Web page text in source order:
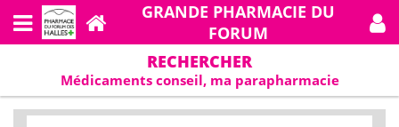
GRANDE PHARMACIE DU
FORUM
RECHERCHER
Médicaments conseil, ma parapharmacie